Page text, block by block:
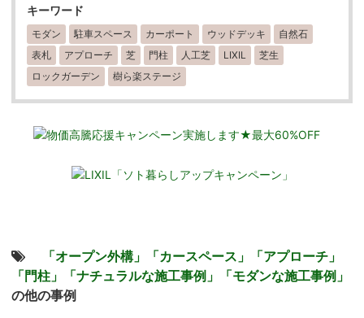
キーワード
モダン 駐車スペース カーポート ウッドデッキ
自然石
表札
アプローチ 芝 門柱 人工芝 LIXIL
芝生
ロックガーデン
樹ら楽ステージ
「オープン外構」 「カースペース」
「アプローチ」
「門柱」
「ナチュラルな施工事例」
「モダンな施工事例」
の他の事例